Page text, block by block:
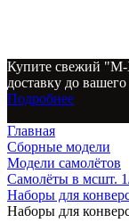
Купите свежий "М-
доставку до
Подробнее
Главная
Сборные модели
Модели самолётов
Самолёты в мсшт.
Наборы для
Наборы для